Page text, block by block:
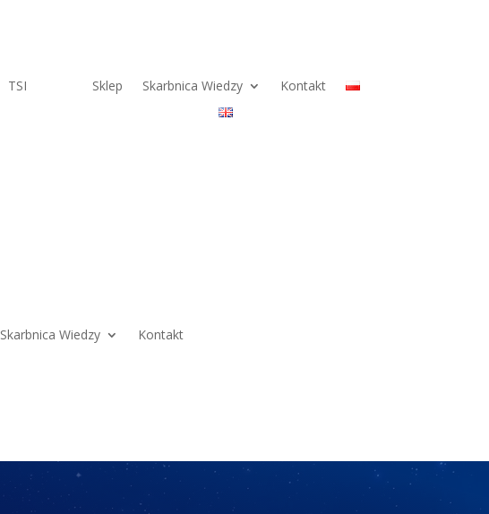
TSI
Sklep Skarbnica Wiedzy Kontakt
Skarbnica Wiedzy Kontakt